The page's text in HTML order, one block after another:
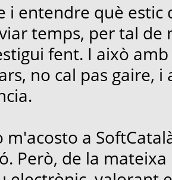
i entendre què
temps, per tal
fent. I això
no cal pas gaire,
m'acosto a
Però, de la